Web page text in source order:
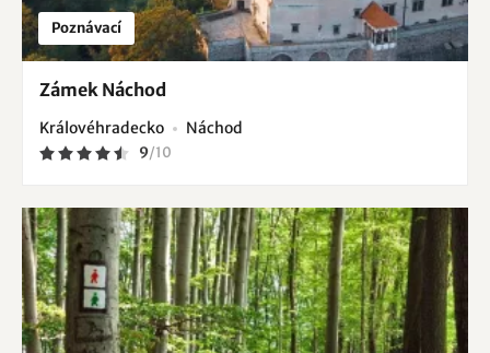
Poznávací
Zámek Náchod
Královéhradecko Náchod
9/10